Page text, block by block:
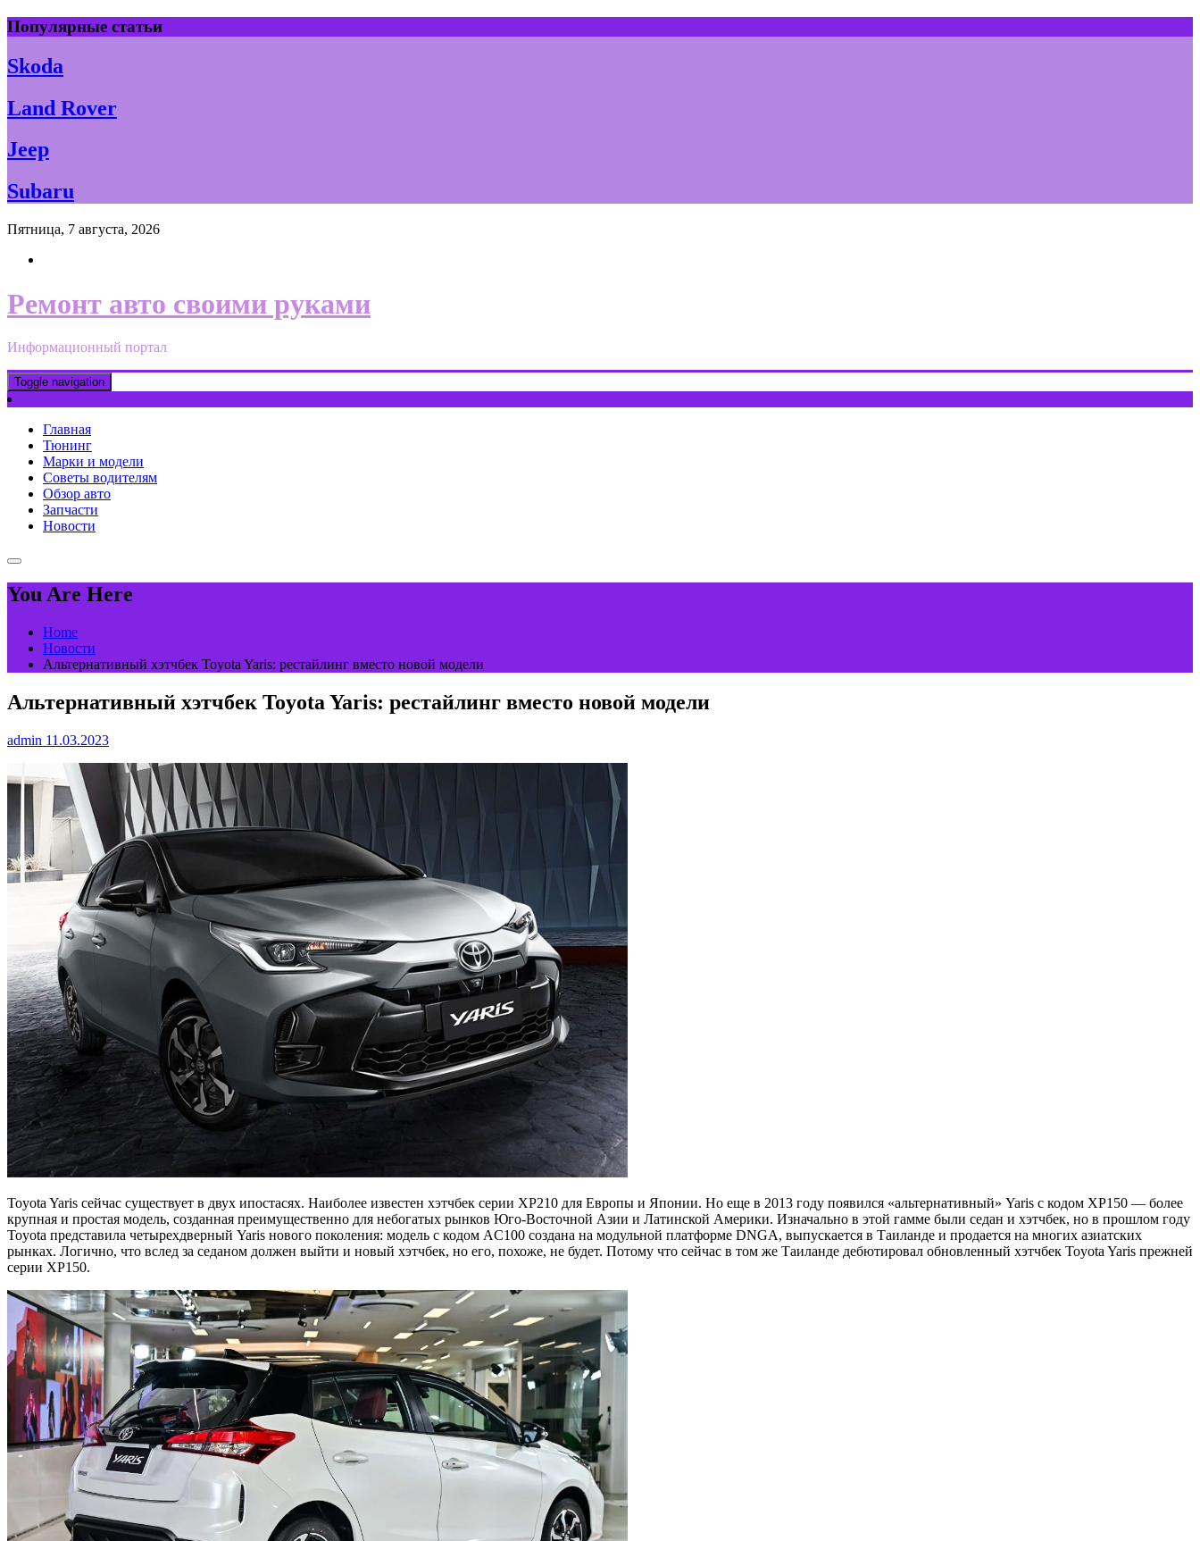
Skip
to
content
Популярные статьи
Skoda
Land Rover
Jeep
Subaru
Пятница, 7 августа, 2026
Ремонт авто своими руками
Информационный портал
Toggle navigation
Главная
Тюнинг
Марки и модели
Советы водителям
Обзор авто
Запчасти
Новости
You Are Here
Home
Новости
Альтернативный хэтчбек Toyota Yaris: рестайлинг вместо новой модели
Альтернативный хэтчбек Toyota Yaris: рестайлинг вместо новой модели
admin 11.03.2023
Toyota Yaris сейчас существует в двух ипостасях. Наиболее известен хэтчбек серии XP210 для Европы и Японии. Но еще в 2013 году появился «альтернативный» Yaris с кодом XP150 — более
крупная и простая модель, созданная преимущественно для небогатых рынков Юго-Восточной Азии и Латинской Америки. Изначально в этой гамме были седан и хэтчбек, но в прошлом году
Toyota представила четырехдверный Yaris нового поколения: модель с кодом AC100 создана на модульной платформе DNGA, выпускается в Таиланде и продается на многих азиатских
рынках. Логично, что вслед за седаном должен выйти и новый хэтчбек, но его, похоже, не будет. Потому что сейчас в том же Таиланде дебютировал обновленный хэтчбек Toyota Yaris прежней
серии XP150.